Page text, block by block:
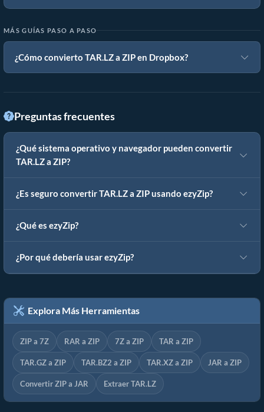
MÁS GUÍAS PASO A PASO
¿Cómo convierto TAR.LZ a ZIP en Dropbox?
Preguntas frecuentes
¿Qué sistema operativo y navegador pueden convertir
TAR.LZ a ZIP?
¿Es seguro convertir TAR.LZ a ZIP usando ezyZip?
¿Qué es ezyZip?
¿Por qué debería usar ezyZip?
Explora Más Herramientas
ZIP a 7Z RAR a ZIP 7Z a ZIP TAR a ZIP
TAR.GZ a ZIP TAR.BZ2 a ZIP TAR.XZ a ZIP JAR a ZIP
Convertir ZIP a JAR Extraer TAR.LZ